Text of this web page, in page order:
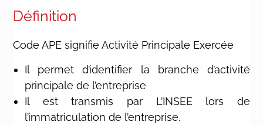
Définition
Code APE signifie Activité Principale Exercée
Il permet d’identifier la branche d’activité
principale de l’entreprise
Il est transmis par L’INSEE lors de
l’immatriculation de l’entreprise.